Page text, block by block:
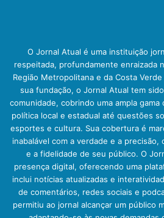
O Jornal Atual é uma instituição
respeitada, profundamente enraizada
Região Metropolitana e da Costa
sua fundação, o Jornal Atual tem
comunidade, cobrindo uma ampla
política local e estadual até questões
esportes e cultura. Sua cobertura é
inabalável com a verdade e a
e a fidelidade de seu público. O
presença digital, oferecendo uma
inclui notícias atualizadas e
de comentários, redes sociais e
permitiu ao jornal alcançar um público